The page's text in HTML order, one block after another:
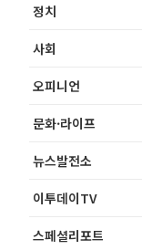
정치
사회
오피니언
문화·라이프
뉴스발전소
이투데이TV
스페셜리포트